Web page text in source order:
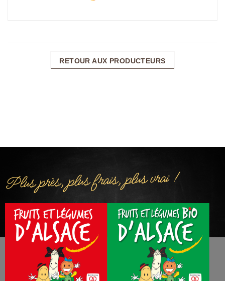
RETOUR AUX PRODUCTEURS
Plus près, plus frais, plus vrai !